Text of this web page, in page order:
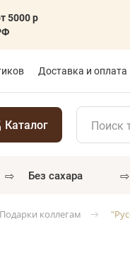
5000 р
Доставка и оплата
Каталог
⇨ без сахара ⇨
Подарки коллегам